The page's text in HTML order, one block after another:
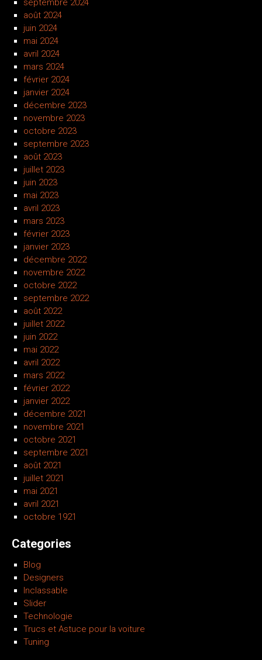
septembre 2024
août 2024
juin 2024
mai 2024
avril 2024
mars 2024
février 2024
janvier 2024
décembre 2023
novembre 2023
octobre 2023
septembre 2023
août 2023
juillet 2023
juin 2023
mai 2023
avril 2023
mars 2023
février 2023
janvier 2023
décembre 2022
novembre 2022
octobre 2022
septembre 2022
août 2022
juillet 2022
juin 2022
mai 2022
avril 2022
mars 2022
février 2022
janvier 2022
décembre 2021
novembre 2021
octobre 2021
septembre 2021
août 2021
juillet 2021
mai 2021
avril 2021
octobre 1921
Categories
Blog
Designers
Inclassable
Slider
Technologie
Trucs et Astuce pour la voiture
Tuning